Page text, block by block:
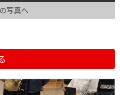
写真へ